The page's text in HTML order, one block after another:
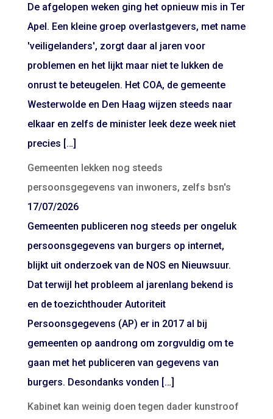
De afgelopen weken ging het opnieuw mis in Ter
Apel. Een kleine groep overlastgevers, met name
'veiligelanders', zorgt daar al jaren voor
problemen en het lijkt maar niet te lukken de
onrust te beteugelen. Het COA, de gemeente
Westerwolde en Den Haag wijzen steeds naar
elkaar en zelfs de minister leek deze week niet
precies […]
Gemeenten lekken nog steeds
persoonsgegevens van inwoners, zelfs bsn's
17/07/2026
Gemeenten publiceren nog steeds per ongeluk
persoonsgegevens van burgers op internet,
blijkt uit onderzoek van de NOS en Nieuwsuur.
Dat terwijl het probleem al jarenlang bekend is
en de toezichthouder Autoriteit
Persoonsgegevens (AP) er in 2017 al bij
gemeenten op aandrong om zorgvuldig om te
gaan met het publiceren van gegevens van
burgers. Desondanks vonden […]
Kabinet kan weinig doen tegen dader kunstroof